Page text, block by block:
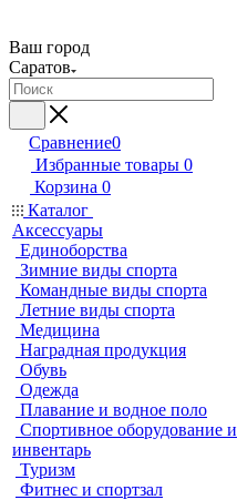
Ваш город
Саратов
Сравнение0
Избранные товары 0
Корзина 0
Каталог
Аксессуары
Единоборства
Зимние виды спорта
Командные виды спорта
Летние виды спорта
Медицина
Наградная продукция
Обувь
Одежда
Плавание и водное поло
Спортивное оборудование и
инвентарь
Туризм
Фитнес и спортзал